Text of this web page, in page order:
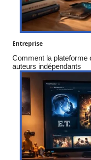
Entreprise
Comment la plateforme
auteurs indépendants